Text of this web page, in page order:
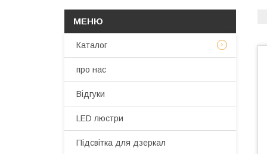
Каталог
про нас
Відгуки
LED люстри
Підсвітка для дзеркал